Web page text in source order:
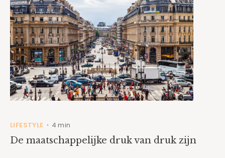
LIFESTYLE • 4 min
De maatschappelijke druk van druk zijn